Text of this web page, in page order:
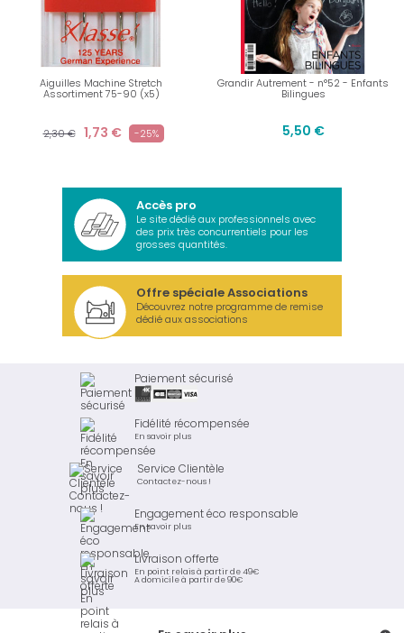
Aiguilles Machine Stretch
Assortiment 75-90 (x5)
2,30 € 1,73 € -25%
Grandir Autrement - n°52 - Enfants
Bilingues
5,50 €
Accès pro
Le site dédié aux professionnels avec
des prix très concurrentiels pour les
grosses quantités.
Offre spéciale Associations
Découvrez notre programme de remise
dédié aux associations
Paiement sécurisé
Fidélité récompensée
En savoir plus
Service Clientèle
Contactez-nous !
Engagement éco responsable
En savoir plus
Livraison offerte
En point relais à partir de 49€
A domicile à partir de 90€